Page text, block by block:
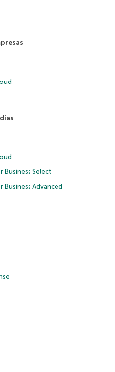
Business Select
Business Advanced